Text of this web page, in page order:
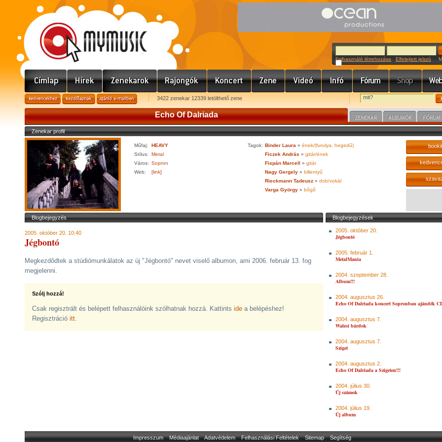
Felhasználó létrehozása Elfelejtett jelszó
3422 zenekar 12339 letölthető zene
Echo Of Dalriada
Zenekar profil
Műfaj:
HEAVY
Stílus:
Metal
Város: Sopron
Web:
[link]
Tagok: Binder Laura » ének/(furulya, hegedű)
Ficzek András » gitár/ének
Fispán Marcell » gitár
Nagy Gergely » billentyű
Rieckmann Tadeusz » dob/vokál
Varga György » bőgő
Blogbejegyzés
2005. október 20. 10:40
Jégbontó
Megkezdődtek a stúdiómunkálatok az új "Jégbontó" nevet viselő albumon, ami 2006. február 13. fog
megjelenni.
Szólj hozzá!
Csak regisztrált és belépett felhasználóink szólhatnak hozzá. Kattints ide a belépéshez!
Regisztráció itt.
Blogbejegyzések
2005. október 20.
Jégbontó
2005. február 1.
MetalMania
2004. szeptember 28.
Album!!!
2004. augusztus 26.
Echo Of Dalriada koncert Sopronban ajándék
2004. augusztus 7.
Walesi bárdok
2004. augusztus 7.
Sziget
2004. augusztus 2.
Echo Of Dalriada a Szigeten!!!
2004. július 30.
Új számok
2004. július 19.
Új album
Impresszum Médiaajánlat Adatvédelem Felhasználási Feltételek Sitemap Segítség